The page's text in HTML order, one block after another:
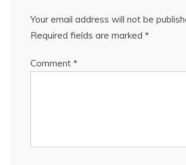
Your email address will not be
Required fields are marked *
Comment *